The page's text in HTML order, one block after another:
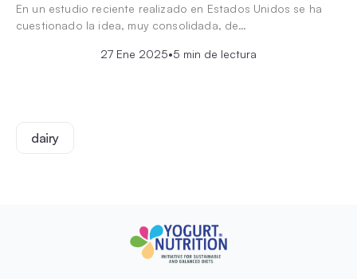
En un estudio reciente realizado en Estados Unidos se ha
cuestionado la idea, muy consolidada, de…
27 Ene 2025•5 min de lectura
dairy